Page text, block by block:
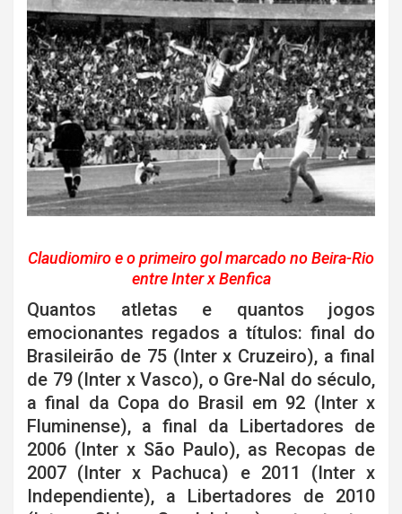
Claudiomiro e o primeiro gol marcado no Beira-Rio
entre Inter x Benfica
Quantos atletas e quantos jogos
emocionantes regados a títulos: final do
Brasileirão de 75 (Inter x Cruzeiro), a final
de 79 (Inter x Vasco), o Gre-Nal do século,
a final da Copa do Brasil em 92 (Inter x
Fluminense), a final da Libertadores de
2006 (Inter x São Paulo), as Recopas de
2007 (Inter x Pachuca) e 2011 (Inter x
Independiente), a Libertadores de 2010